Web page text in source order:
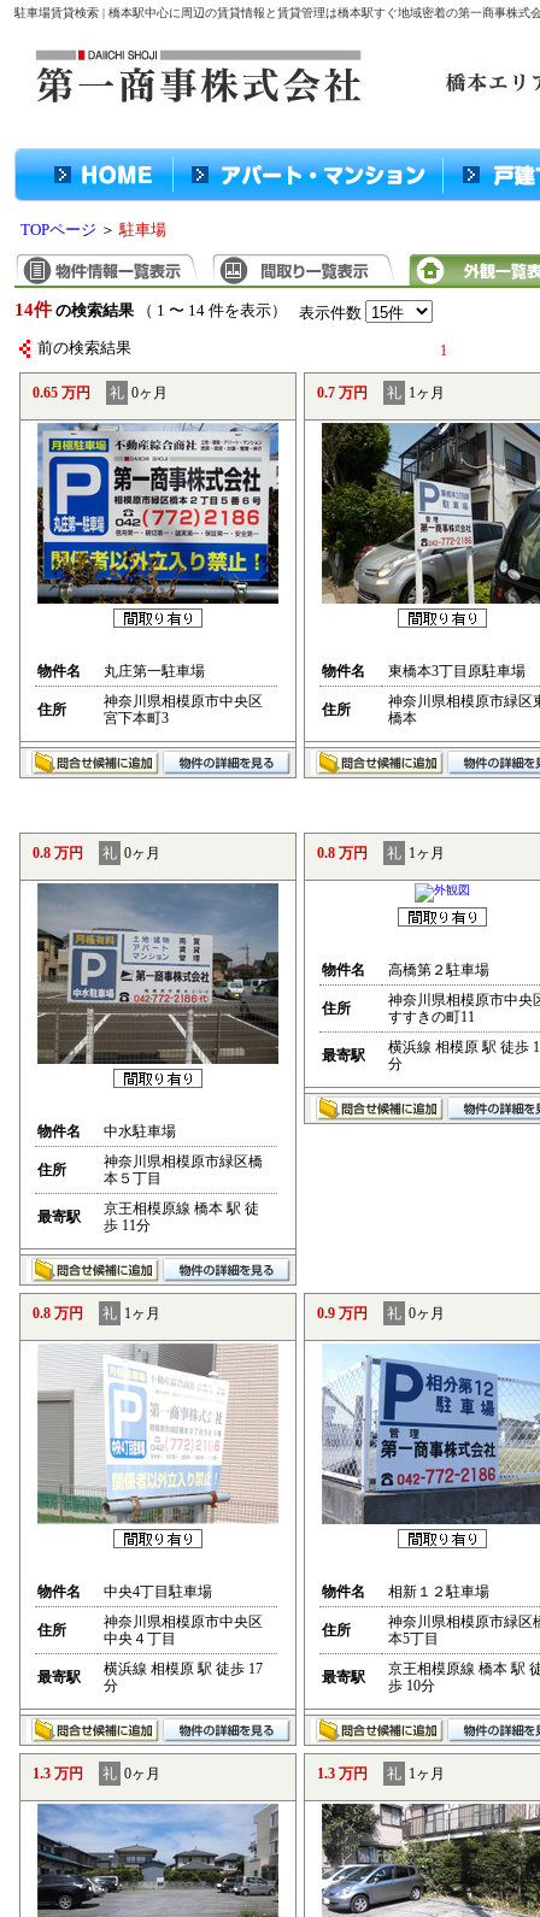
駐車場賃貸検索 | 橋本駅中心に周辺の賃貸情報と賃貸管理は橋本駅すぐ地域密着の第一商事株式
TOPページ ＞駐車場
14件 の検索結果 （ 1 〜 14 件を表示） 表示件数
前の検索結果 1
0.65 万円 礼 0ヶ月
物件名 丸庄第一駐車場
住所
神奈川県相模原市中央区
宮下本町3
0.7 万円 礼 1ヶ月
物件名 東橋本3丁目原駐車場
住所
神奈川県相模原市緑区
橋本
0.8 万円 礼 0ヶ月
物件名 中水駐車場
住所
神奈川県相模原市緑区橋
本５丁目
最寄駅
京王相模原線 橋本 駅 徒
歩 11分
0.8 万円 礼 1ヶ月
物件名 高橋第２駐車場
住所
神奈川県相模原市中央
すすきの町11
最寄駅
横浜線 相模原 駅 徒歩
分
0.8 万円 礼 1ヶ月
物件名 中央4丁目駐車場
住所
神奈川県相模原市中央区
中央４丁目
最寄駅
横浜線 相模原 駅 徒歩 17
分
0.9 万円 礼 0ヶ月
物件名 相新１２駐車場
住所
神奈川県相模原市緑区
本5丁目
最寄駅
京王相模原線 橋本 駅
歩 10分
1.3 万円 礼 0ヶ月 1.3 万円 礼 1ヶ月